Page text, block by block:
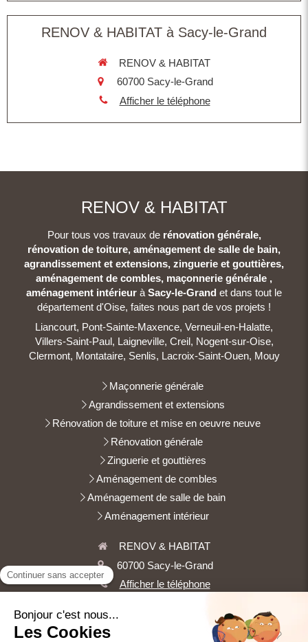
RENOV & HABITAT à Sacy-le-Grand
RENOV & HABITAT
60700 Sacy-le-Grand
Afficher le téléphone
RENOV & HABITAT
Pour tous vos travaux de rénovation générale,
rénovation de toiture, aménagement de salle de bain,
agrandissement et extensions, zinguerie et gouttières,
aménagement de combles, maçonnerie générale ,
aménagement intérieur à Sacy-le-Grand et dans tout le
département d'Oise, faites nous part de vos projets !
Liancourt, Pont-Sainte-Maxence, Verneuil-en-Halatte,
Villers-Saint-Paul, Laigneville, Creil, Nogent-sur-Oise,
Clermont, Montataire, Senlis, Lacroix-Saint-Ouen, Mouy
Maçonnerie générale
Agrandissement et extensions
Rénovation de toiture et mise en oeuvre neuve
Rénovation générale
Zinguerie et gouttières
Aménagement de combles
Aménagement de salle de bain
Aménagement intérieur
RENOV & HABITAT
60700 Sacy-le-Grand
Afficher le téléphone
Demander un devis